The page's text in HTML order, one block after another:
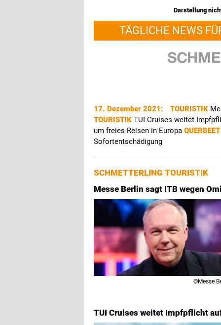
Darstellung
TÄGLICHE NEWS
17. Dezember 2021: TOURISTIK
TOURISTIK TUI Cruises weitet
um freies Reisen in Europa
Sofortentschädigung
SCHMETTERLING TOURISTIK
Messe Berlin sagt ITB wegen
©Messe
TUI Cruises weitet Impfpflicht